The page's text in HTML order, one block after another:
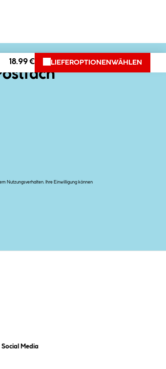
18.99 € LIEFEROPTIONEN WÄHLEN
Nutzungsverhalten. Ihre Einwilligung können
Social Media